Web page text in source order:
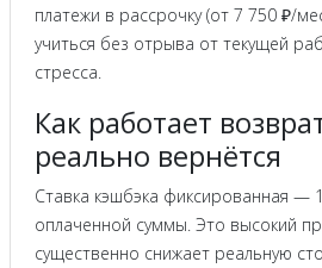
платежи в рассрочку (от 7 750 ₽/
учиться без отрыва от текущей
стресса.
Как работает
реально вернётся
Ставка кэшбэка фиксированная —
оплаченной суммы. Это высокий
существенно снижает реальную